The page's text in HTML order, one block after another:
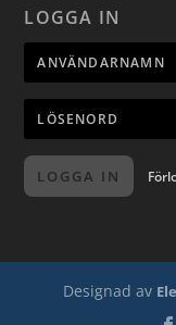
LOGGA IN
LOGGA IN
Designad av